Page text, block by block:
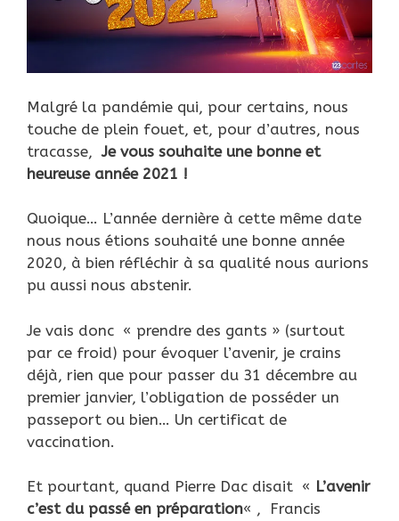
Malgré la pandémie qui, pour certains, nous
touche de plein fouet, et, pour d’autres, nous
tracasse,Je vous souhaite une bonne et
heureuse année 2021 !
Quoique… L’année dernière à cette même date
nous nous étions souhaité une bonne année
2020, à bien réfléchir à sa qualité nous aurions
pu aussi nous abstenir.
Je vais donc « prendre des gants » (surtout
par ce froid) pour évoquer l’avenir, je crains
déjà, rien que pour passer du 31 décembre au
premier janvier, l’obligation de posséder un
passeport ou bien… Un certificat de
vaccination.
Et pourtant, quand Pierre Dac disait « L’avenir
c’est du passé en préparation« , Francis